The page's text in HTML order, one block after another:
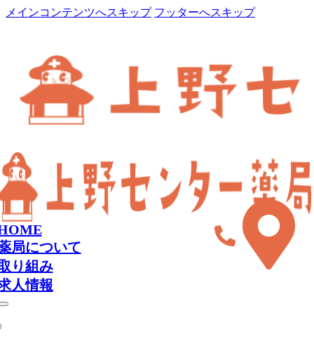
メインコンテンツへスキップ フッターへスキップ
局について
り組み
人情報